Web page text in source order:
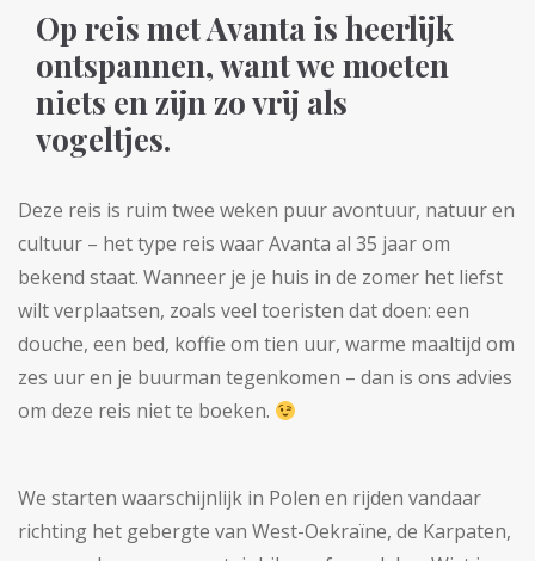
Op reis met Avanta is heerlijk
ontspannen, want we moeten
niets en zijn zo vrij als
vogeltjes.
Deze reis is ruim twee weken puur avontuur, natuur en
cultuur – het type reis waar Avanta al 35 jaar om
bekend staat. Wanneer je je huis in de zomer het liefst
wilt verplaatsen, zoals veel toeristen dat doen: een
douche, een bed, koffie om tien uur, warme maaltijd om
zes uur en je buurman tegenkomen – dan is ons advies
om deze reis niet te boeken.
We starten waarschijnlijk in Polen en rijden vandaar
richting het gebergte van West-Oekraïne, de Karpaten,